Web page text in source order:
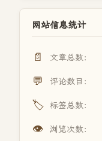
网站信息统计
📄 文章总数：
💬 评论数目：
🏷️ 标签总数：
👁️ 浏览次数：